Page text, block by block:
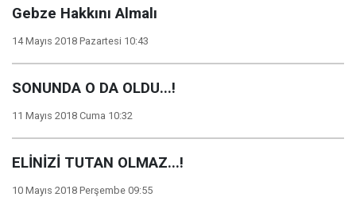
Gebze Hakkını Almalı
14 Mayıs 2018 Pazartesi 10:43
SONUNDA O DA OLDU...!
11 Mayıs 2018 Cuma 10:32
ELİNİZİ TUTAN OLMAZ...!
10 Mayıs 2018 Perşembe 09:55